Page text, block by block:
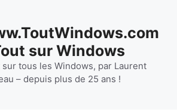
sur Windows
sur tous les Windows, par Laurent
– depuis plus de 25 ans !